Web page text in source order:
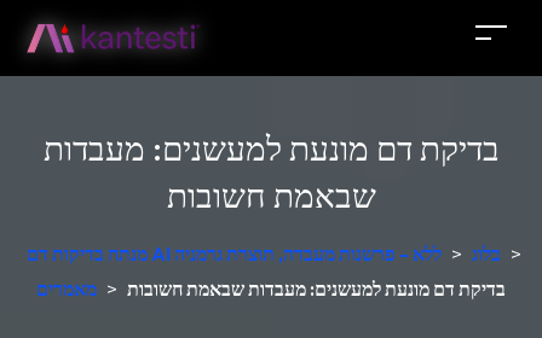
בדיקת דם מונעת למעשנים: מעבדות
שבאמת חשובות
מנתח בדיקות דם AI ללא - פרשנות מעבדה, תוצרת גרמניה > בלוג >
מאמרים > בדיקת דם מונעת למעשנים: מעבדות שבאמת חשובות